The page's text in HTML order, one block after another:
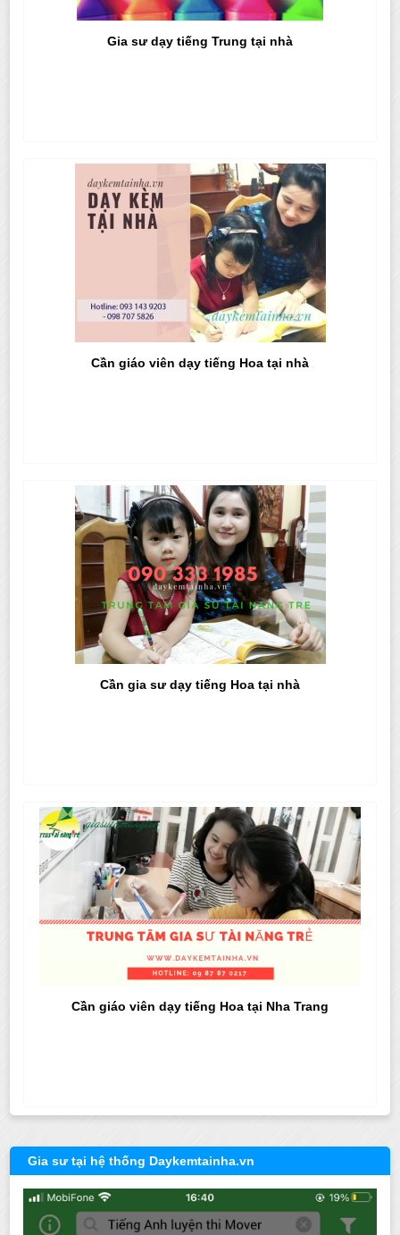
Gia sư dạy tiếng Trung tại nhà
Cần giáo viên dạy tiếng Hoa tại nhà
Cần gia sư dạy tiếng Hoa tại nhà
Cần giáo viên dạy tiếng Hoa tại Nha Trang
Gia sư tại hệ thống Daykemtainha.vn